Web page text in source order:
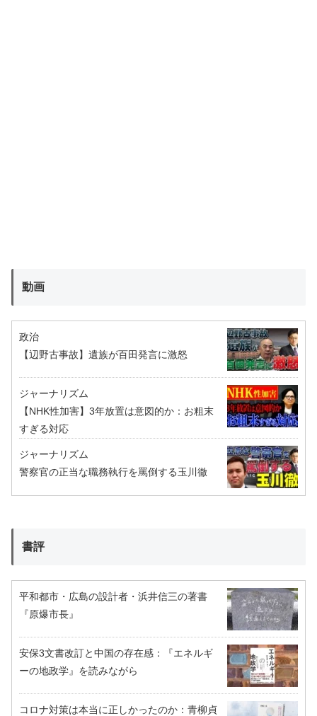
動画
政治
【辺野古事故】遺族が百田発言に激怒
ジャーナリズム
【NHK性加害】3年放置は意図的か：お粗末
すぎる対応
ジャーナリズム
警察官の正当な職務執行を罵倒する玉川徹
書評
平和都市・広島の設計者・浜井信三の著書
『原爆市長』
安保3文書改訂と中国の存在感：『エネルギ
ーの地政学』を読みながら
コロナ対策は本当に正しかったのか：青柳貞